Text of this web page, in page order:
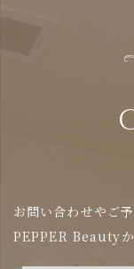
お問い合わせやご
PEPPER Beautyか